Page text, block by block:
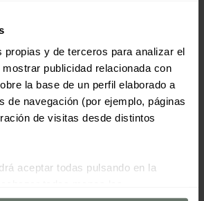
propias y de terceros para analizar el
publicidad relacionada con
la base de un perfil elaborado a
de navegación (por ejemplo, páginas
de visitas desde distintos
aceptar todas pulsando en la